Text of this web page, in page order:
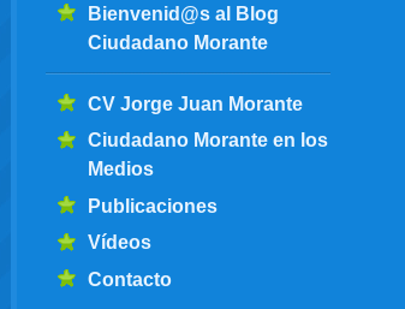
Bienvenid@s al Blog
Ciudadano Morante
CV Jorge Juan Morante
Ciudadano Morante en los
Medios
Publicaciones
Vídeos
Contacto